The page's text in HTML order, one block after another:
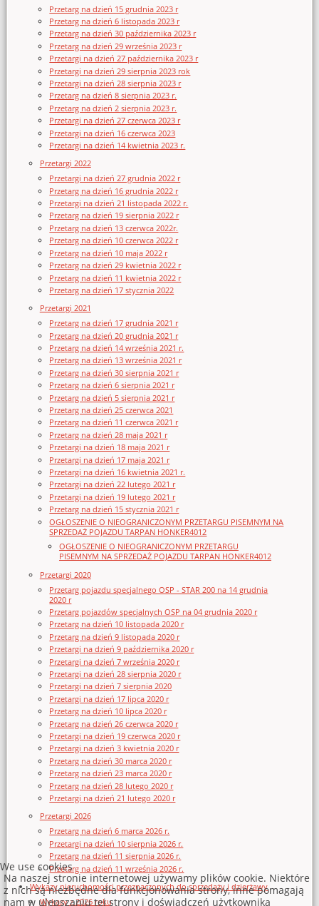
Przetarg na dzień 15 grudnia 2023 r
Przetarg na dzień 6 listopada 2023 r
Przetarg na dzień 30 października 2023 r
Przetarg na dzień 29 września 2023 r
Przetargi na dzień 27 października 2023 r
Przetargi na dzień 29 sierpnia 2023 rok
Przetargi na dzień 28 sierpnia 2023 r
Przetarg na dzień 8 sierpnia 2023 r.
Przetarg na dzień 2 sierpnia 2023 r.
Przetargi na dzień 27 czerwca 2023 r
Przetargi na dzień 16 czerwca 2023
Przetargi na dzień 14 kwietnia 2023 r.
Przetargi 2022
Przetargi na dzień 27 grudnia 2022 r
Przetarg na dzień 16 grudnia 2022 r
Przetargi na dzień 21 listopada 2022 r.
Przetarg na dzień 19 sierpnia 2022 r
Przetarg na dzień 13 czerwca 2022r.
Przetarg na dzień 10 czerwca 2022 r
Przetarg na dzień 10 maja 2022 r
Przetarg na dzień 29 kwietnia 2022 r
Przetarg na dzień 11 kwietnia 2022 r
Przetarg na dzień 17 stycznia 2022
Przetargi 2021
Przetarg na dzień 17 grudnia 2021 r
Przetarg na dzień 20 grudnia 2021 r
Przetarg na dzień 14 września 2021 r.
Przetarg na dzień 13 września 2021 r
Przetarg na dzień 30 sierpnia 2021 r
Przetarg na dzień 6 sierpnia 2021 r
Przetarg na dzień 5 sierpnia 2021 r
Przetarg na dzień 25 czerwca 2021
Przetarg na dzień 11 czerwca 2021 r
Przetarg na dzień 28 maja 2021 r
Przetargi na dzień 18 maja 2021 r
Przetargi na dzień 17 maja 2021 r
Przetargi na dzień 16 kwietnia 2021 r.
Przetargi na dzień 22 lutego 2021 r
Przetargi na dzień 19 lutego 2021 r
Przetarg na dzień 15 stycznia 2021 r
OGŁOSZENIE O NIEOGRANICZONYM PRZETARGU PISEMNYM NA
SPRZEDAŻ POJAZDU TARPAN HONKER4012
OGŁOSZENIE O NIEOGRANICZONYM PRZETARGU
PISEMNYM NA SPRZEDAŻ POJAZDU TARPAN HONKER4012
Przetargi 2020
Przetarg pojazdu specjalnego OSP - STAR 200 na 14 grudnia
2020 r
Przetarg pojazdów specjalnych OSP na 04 grudnia 2020 r
Przetarg na dzień 10 listopada 2020 r
Przetarg na dzień 9 listopada 2020 r
Przetargi na dzień 9 października 2020 r
Przetargi na dzień 7 września 2020 r
Przetargi na dzień 28 sierpnia 2020 r
Przetargi na dzień 7 sierpnia 2020
Przetargi na dzień 17 lipca 2020 r
Przetarg na dzień 10 lipca 2020 r
Przetarg na dzień 26 czerwca 2020 r
Przetargi na dzień 19 czerwca 2020 r
Przetargi na dzień 3 kwietnia 2020 r
Przetarg na dzień 30 marca 2020 r
Przetarg na dzień 23 marca 2020 r
Przetarg na dzień 28 lutego 2020 r
Przetargi na dzień 21 lutego 2020 r
Przetargi 2026
Przetarg na dzień 6 marca 2026 r.
Przetargi na dzień 10 sierpnia 2026 r.
Przetarg na dzień 11 sierpnia 2026 r.
Przetarg na dzień 11 września 2026 r.
Wykazy nieruchomości przeznaczonych do sprzedaży i dzierżawy
Wykazy z 2026 roku
We use cookies
Na naszej stronie internetowej używamy plików cookie. Niektóre
z nich są niezbędne dla funkcjonowania strony, inne pomagają
nam w ulepszaniu tej strony i doświadczeń użytkownika